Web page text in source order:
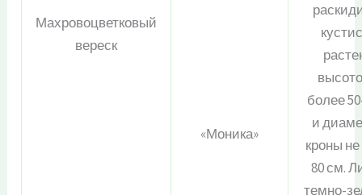
Махровоцветковый
вереск
«Моника»
более
и
кроны
80 см.
темно-